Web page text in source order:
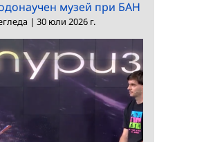
музей при БАН
| 30 юли 2026 г.